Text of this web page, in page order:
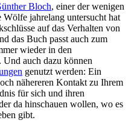
Bloch, einer der wenigen
jahrelang untersucht hat
auf das Verhalten von
das Buch passt auch zum
wieder in den
Und auch dazu können
genutzt werden: Ein
nähereren Kontakt zu Ihrem
für sich und ihren
da hinschauen wollen, wo es
gibt.